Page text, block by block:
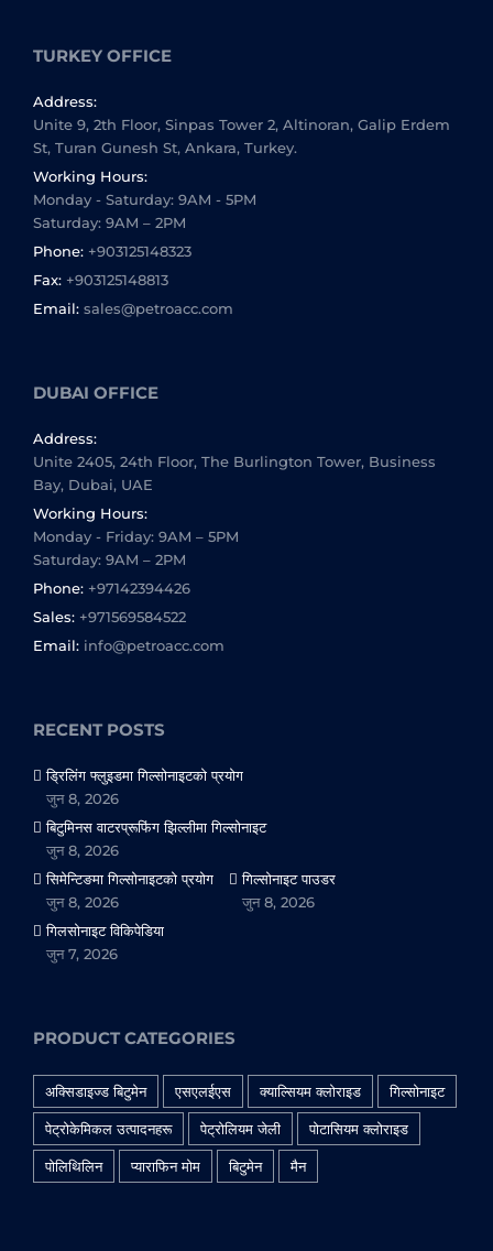
TURKEY OFFICE
Address:
Unite 9, 2th Floor, Sinpas Tower 2, Altinoran, Galip Erdem
St, Turan Gunesh St, Ankara, Turkey.
Working Hours:
Monday - Saturday: 9AM - 5PM
Saturday: 9AM – 2PM
Phone: +903125148323
Fax: +903125148813
Email: sales@petroacc.com
DUBAI OFFICE
Address:
Unite 2405, 24th Floor, The Burlington Tower, Business
Bay, Dubai, UAE
Working Hours:
Monday - Friday: 9AM – 5PM
Saturday: 9AM – 2PM
Phone: +97142394426
Sales: +971569584522
Email: info@petroacc.com
RECENT POSTS
ड्रिलिंग फ्लुइडमा गिल्सोनाइटको प्रयोग
जुन 8, 2026
बिटुमिनस वाटरप्रूफिंग झिल्लीमा गिल्सोनाइट
जुन 8, 2026
सिमेन्टिङमा गिल्सोनाइटको प्रयोग
जुन 8, 2026
गिल्सोनाइट पाउडर
जुन 8, 2026
गिलसोनाइट विकिपेडिया
जुन 7, 2026
PRODUCT CATEGORIES
अक्सिडाइज्ड बिटुमेन एसएलईएस क्याल्सियम क्लोराइड गिल्सोनाइट
पेट्रोकेमिकल उत्पादनहरू पेट्रोलियम जेली पोटासियम क्लोराइड
पोलिथिलिन प्याराफिन मोम बिटुमेन मैन